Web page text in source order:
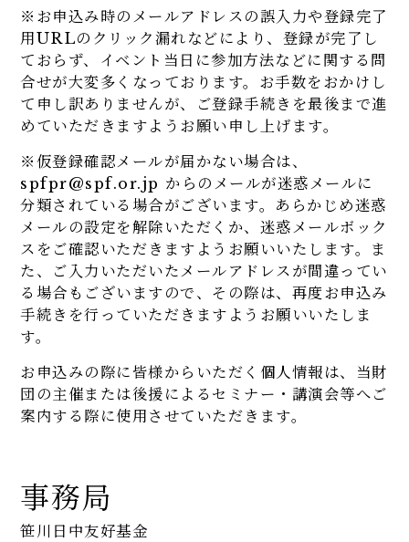
※お申込み時のメールアドレスの誤入力や登録完了
用URLのクリック漏れなどにより、登録が完了し
ておらず、イベント当日に参加方法などに関する問
合せが大変多くなっております。お手数をおかけし
て申し訳ありませんが、ご登録手続きを最後まで進
めていただきますようお願い申し上げます。
※仮登録確認メールが届かない場合は、
spfpr@spf.or.jp からのメールが迷惑メールに
分類されている場合がございます。あらかじめ迷惑
メールの設定を解除いただくか、迷惑メールボック
スをご確認いただきますようお願いいたします。ま
た、ご入力いただいたメールアドレスが間違ってい
る場合もございますので、その際は、再度お申込み
手続きを行っていただきますようお願いいたしま
す。
お申込みの際に皆様からいただく個人情報は、当財
団の主催または後援によるセミナー・講演会等へご
案内する際に使用させていただきます。
事務局
笹川日中友好基金